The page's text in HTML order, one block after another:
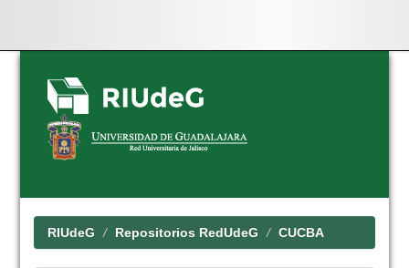
Skip
navigation
RIUdeG Repositorios RedUdeG CUCBA